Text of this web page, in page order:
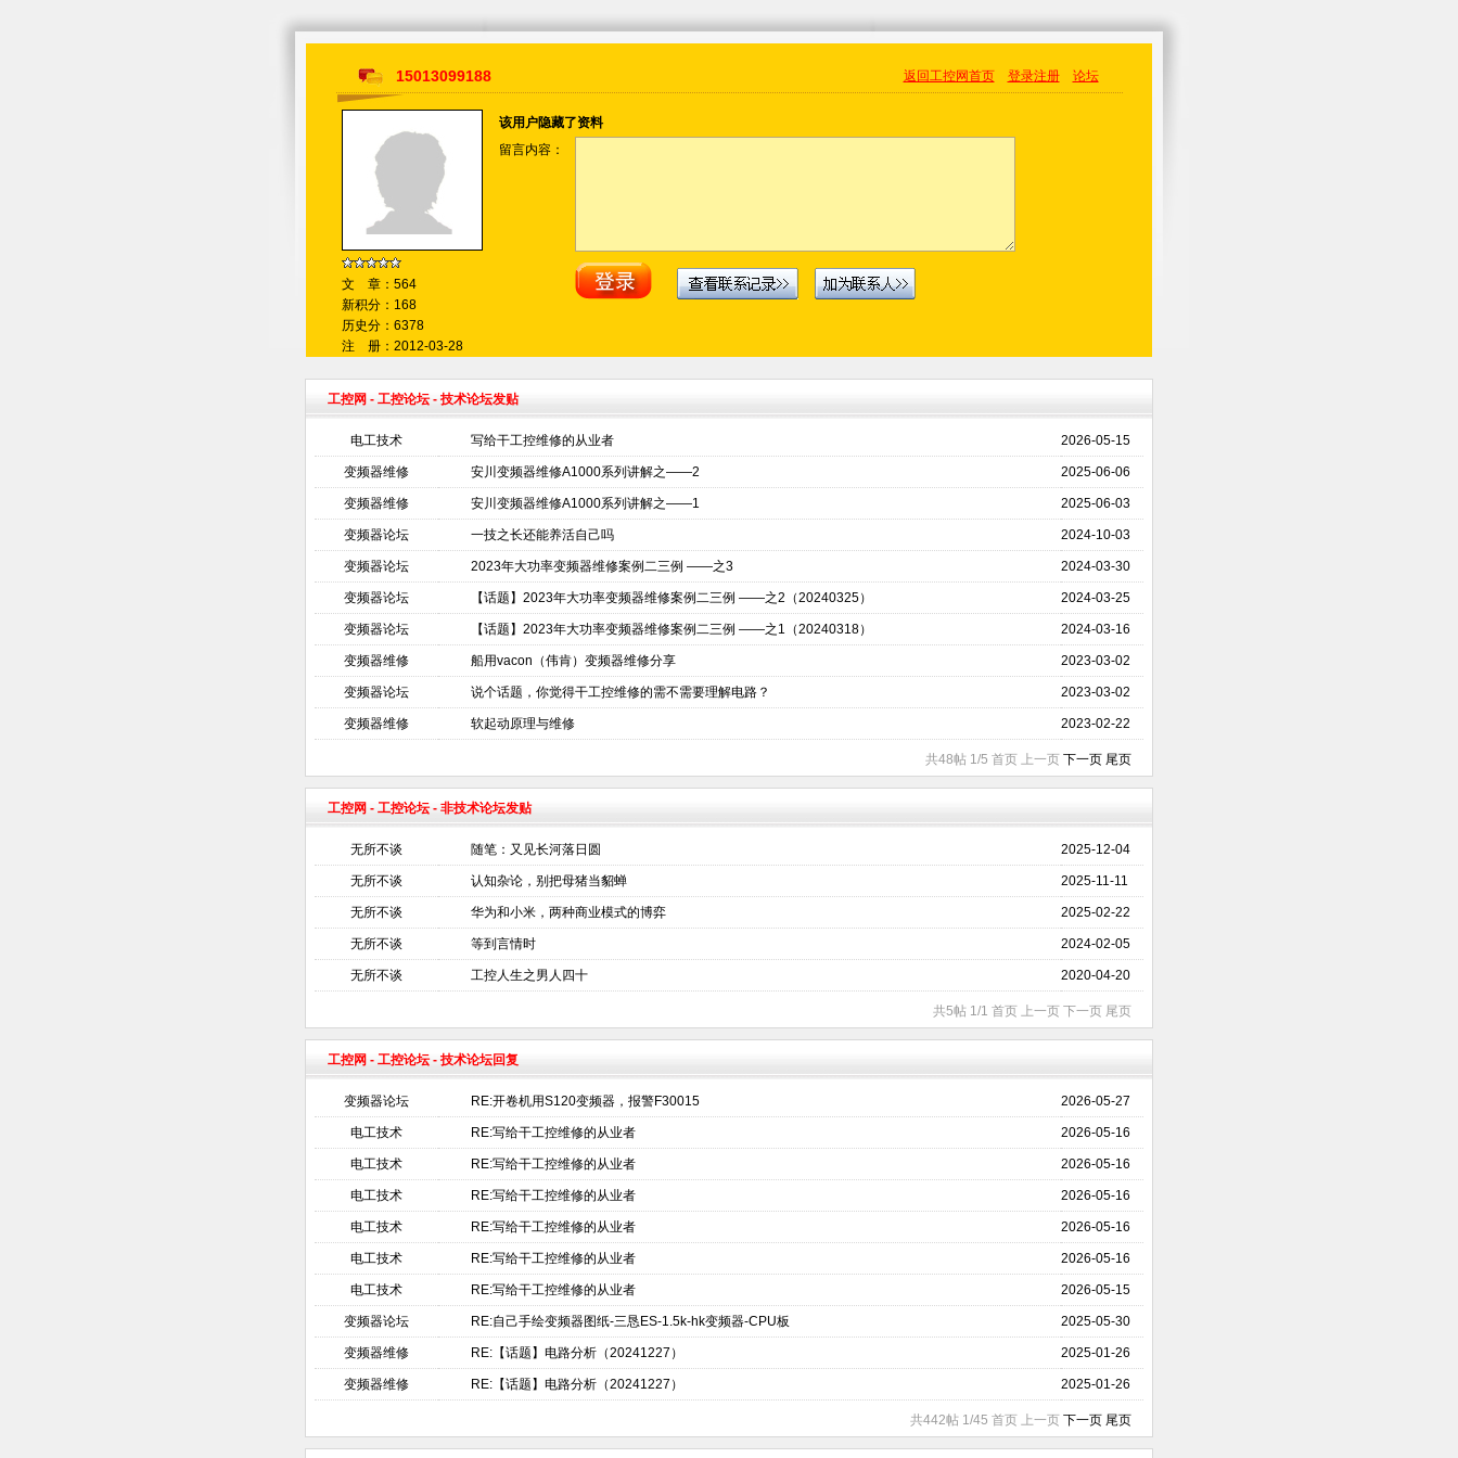
15013099188 返回工控网首页 登录注册 论坛
文 章：564
新积分：168
历史分：6378
注 册：2012-03-28
该用户隐藏了资料
留言内容：
工控网 - 工控论坛- 技术论坛发贴
电工技术 写给干工控维修的从业者 2026-05-15
变频器维修 安川变频器维修A1000系列讲解之——2 2025-06-06
变频器维修 安川变频器维修A1000系列讲解之——1 2025-06-03
变频器论坛 一技之长还能养活自己吗 2024-10-03
变频器论坛 2023年大功率变频器维修案例二三例 ——之3 2024-03-30
变频器论坛 【话题】2023年大功率变频器维修案例二三例 ——之2（20240325） 2024-03-25
变频器论坛 【话题】2023年大功率变频器维修案例二三例 ——之1（20240318） 2024-03-16
变频器维修 船用vacon（伟肯）变频器维修分享 2023-03-02
变频器论坛 说个话题，你觉得干工控维修的需不需要理解电路？ 2023-03-02
变频器维修 软起动原理与维修 2023-02-22
共48帖 1/5 首页 上一页 下一页 尾页
工控网 - 工控论坛- 非技术论坛发贴
无所不谈 随笔：又见长河落日圆 2025-12-04
无所不谈 认知杂论，别把母猪当貂蝉 2025-11-11
无所不谈 华为和小米，两种商业模式的博弈 2025-02-22
无所不谈 等到言情时 2024-02-05
无所不谈 工控人生之男人四十 2020-04-20
共5帖 1/1 首页 上一页 下一页 尾页
工控网 - 工控论坛- 技术论坛回复
变频器论坛 RE:开卷机用S120变频器，报警F30015 2026-05-27
电工技术 RE:写给干工控维修的从业者 2026-05-16
电工技术 RE:写给干工控维修的从业者 2026-05-16
电工技术 RE:写给干工控维修的从业者 2026-05-16
电工技术 RE:写给干工控维修的从业者 2026-05-16
电工技术 RE:写给干工控维修的从业者 2026-05-16
电工技术 RE:写给干工控维修的从业者 2026-05-15
变频器论坛 RE:自己手绘变频器图纸-三恳ES-1.5k-hk变频器-CPU板 2025-05-30
变频器维修 RE:【话题】电路分析（20241227） 2025-01-26
变频器维修 RE:【话题】电路分析（20241227） 2025-01-26
共442帖 1/45 首页 上一页 下一页 尾页